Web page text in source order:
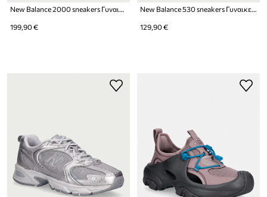
New Balance 2000 sneakers Γυναικεία
199,90 €
New Balance 530 sneakers Γυναικεία
129,90 €